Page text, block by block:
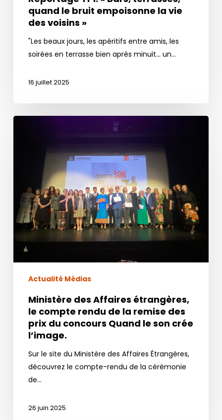
voisinsquand le bruit empoisonne la vie
des voisins »
"Les beaux jours, les apéritifs entre amis, les
soirées en terrasse bien après minuit... un…
16 juillet 2025
étrangères,
compte
rendu
de
la
des
prix
Quand
l’image.
Actualité Médias
Ministère des Affaires étrangères,
le compte rendu de la remise des
prix du concours Quand le son crée
l’image.
Sur le site du Ministère des Affaires Étrangères,
découvrez le compte-rendu de la cérémonie
de…
26 juin 2025